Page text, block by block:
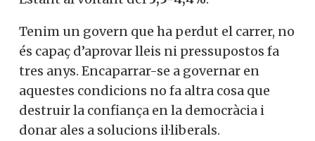
Tenim un govern que ha perdut el carrer, no
és capaç d’aprovar lleis ni pressupostos fa
tres anys. Encaparrar-se a governar en
aquestes condicions no fa altra cosa que
destruir la confiança en la democràcia i
donar ales a solucions il·liberals.